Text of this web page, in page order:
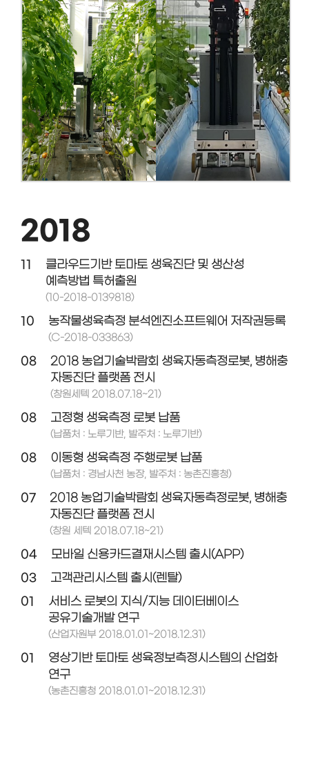
2018
11
클라우드기반 토마토 생육진단 및 생산성
예측방법 특허출원
(10-2018-0139818)
10 농작물생육측정 분석엔진소프트웨어 저작권등록
(C-2018-033863)
08
2018 농업기술박람회 생육자동측정로봇, 병해충
자동진단 플랫폼 전시
(창원세텍 2018.07.18~21)
08 고정형 생육측정 로봇 납품
(납품처 : 노루기반, 발주처 : 노루기반)
08 이동형 생육측정 주행로봇 납품
(납품처 : 경남사천 농장, 발주처 : 농촌진흥청)
07
2018 농업기술박람회 생육자동측정로봇, 병해충
자동진단 플랫폼 전시
(창원 세텍 2018.07.18~21)
04
모바일 신용카드결재시스템 출시(APP)
03
고객관리시스템 출시(렌탈)
01
서비스 로봇의 지식/지능 데이터베이스
공유기술개발 연구
(산업자원부 2018.01.01~2018.12.31)
01
영상기반 토마토 생육정보측정시스템의 산업화
연구
(농촌진흥청 2018.01.01~2018.12.31)